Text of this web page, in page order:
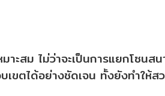
ะสม ไม่ว่าจะเป็นการแยกโซน
ได้อย่างชัดเจน ทั้งยังทำให้ส